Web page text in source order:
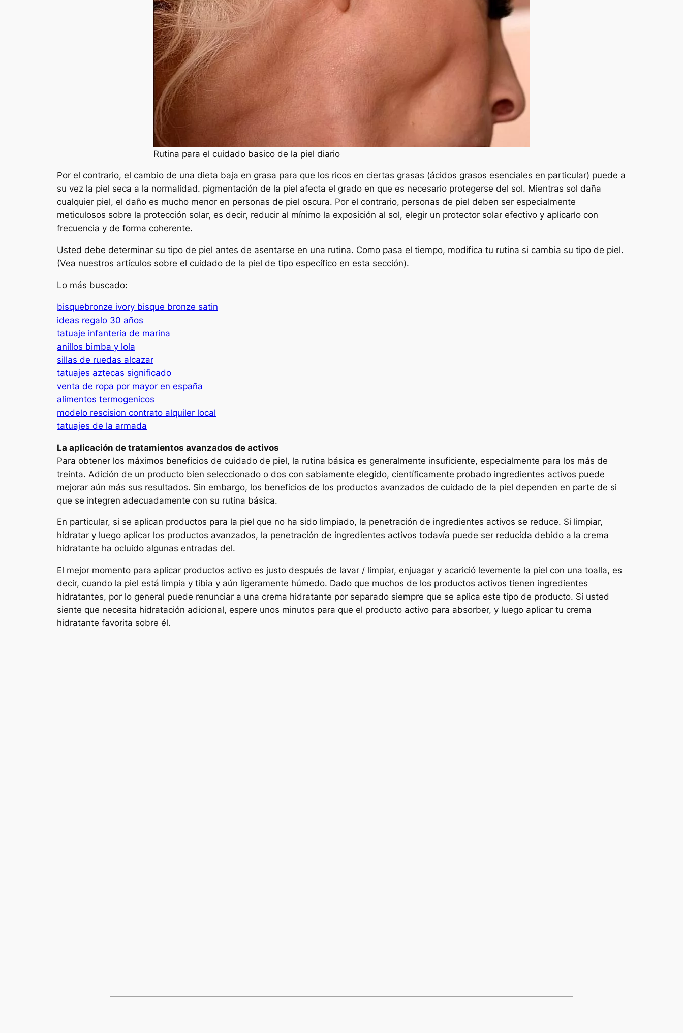
Rutina para el cuidado basico de la piel diario
Por el contrario, el cambio de una dieta baja en grasa para que los ricos en ciertas grasas (ácidos grasos esenciales en particular) puede a
su vez la piel seca a la normalidad. pigmentación de la piel afecta el grado en que es necesario protegerse del sol. Mientras sol daña
cualquier piel, el daño es mucho menor en personas de piel oscura. Por el contrario, personas de piel deben ser especialmente
meticulosos sobre la protección solar, es decir, reducir al mínimo la exposición al sol, elegir un protector solar efectivo y aplicarlo con
frecuencia y de forma coherente.
Usted debe determinar su tipo de piel antes de asentarse en una rutina. Como pasa el tiempo, modifica tu rutina si cambia su tipo de piel.
(Vea nuestros artículos sobre el cuidado de la piel de tipo específico en esta sección).
Lo más buscado:
bisquebronze ivory bisque bronze satin
ideas regalo 30 años
tatuaje infanteria de marina
anillos bimba y lola
sillas de ruedas alcazar
tatuajes aztecas significado
venta de ropa por mayor en españa
alimentos termogenicos
modelo rescision contrato alquiler local
tatuajes de la armada
La aplicación de tratamientos avanzados de activos
Para obtener los máximos beneficios de cuidado de piel, la rutina básica es generalmente insuficiente, especialmente para los más de
treinta. Adición de un producto bien seleccionado o dos con sabiamente elegido, científicamente probado ingredientes activos puede
mejorar aún más sus resultados. Sin embargo, los beneficios de los productos avanzados de cuidado de la piel dependen en parte de si
que se integren adecuadamente con su rutina básica.
En particular, si se aplican productos para la piel que no ha sido limpiado, la penetración de ingredientes activos se reduce. Si limpiar,
hidratar y luego aplicar los productos avanzados, la penetración de ingredientes activos todavía puede ser reducida debido a la crema
hidratante ha ocluido algunas entradas del.
El mejor momento para aplicar productos activo es justo después de lavar / limpiar, enjuagar y acarició levemente la piel con una toalla, es
decir, cuando la piel está limpia y tibia y aún ligeramente húmedo. Dado que muchos de los productos activos tienen ingredientes
hidratantes, por lo general puede renunciar a una crema hidratante por separado siempre que se aplica este tipo de producto. Si usted
siente que necesita hidratación adicional, espere unos minutos para que el producto activo para absorber, y luego aplicar tu crema
hidratante favorita sobre él.